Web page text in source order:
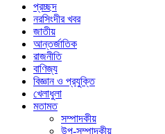
প্রচ্ছদ
নরসিংদীর খবর
জাতীয়
আন্তর্জাতিক
রাজনীতি
বাণিজ্য
বিজ্ঞান ও প্রযুক্তি
খেলাধুলা
মতামত
সম্পাদকীয়
উপ-সম্পাদকীয়